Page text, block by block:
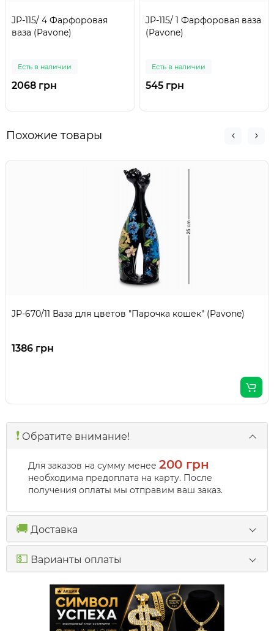
JP-115/ 4 Фарфоровая
ваза (Pavone)
Есть в наличии
2068 грн
JP-115/ 1 Фарфоровая ваза
(Pavone)
Есть в наличии
545 грн
Похожие товары
JP-670/11 Ваза для цветов "Парочка кошек" (Pavone)
1386 грн
❗️ Обратите внимание!
Для заказов на сумму менее 200 грн
необходима предоплата на карту. После
получения оплаты мы отправим ваш заказ.
🚚 Доставка
💵 Варианты оплаты